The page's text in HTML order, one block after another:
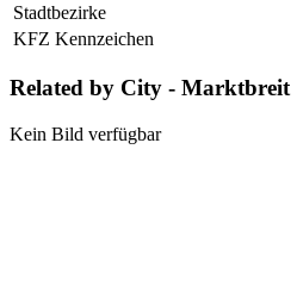
Stadtbezirke
KFZ Kennzeichen
Related by City - Marktbreit
Kein Bild verfügbar